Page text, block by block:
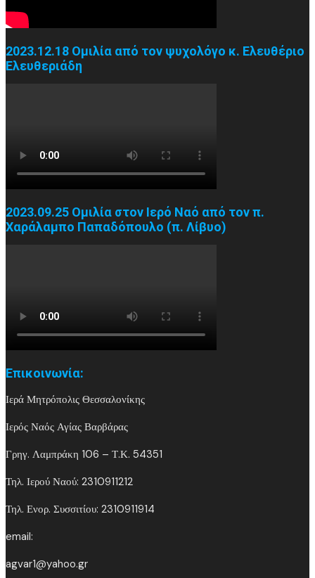
2023.12.18 Ομιλία από τον ψυχολόγο κ. Ελευθέριο
Ελευθεριάδη
2023.09.25 Ομιλία στον Ιερό Ναό από τον π.
Χαράλαμπο Παπαδόπουλο (π. Λίβυο)
Επικοινωνία:
Ιερά Μητρόπολις Θεσσαλονίκης
Ιερός Ναός Αγίας Βαρβάρας
Γρηγ. Λαμπράκη 106 – Τ.Κ. 54351
Τηλ. Ιερού Ναού: 2310911212
Τηλ. Ενορ. Συσσιτίου: 2310911914
email:
agvar1@yahoo.gr